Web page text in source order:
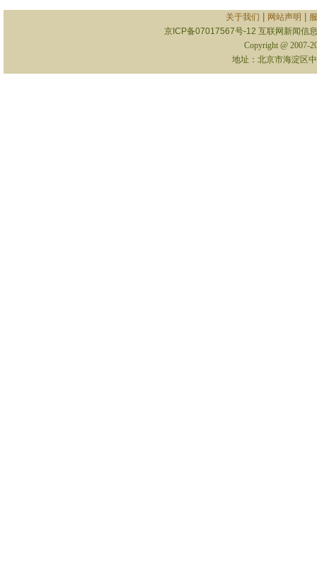
关于我们 网站声明
京ICP备07017567号-12 互联网新闻信
Copyright @ 2007-
地址：北京市海淀区